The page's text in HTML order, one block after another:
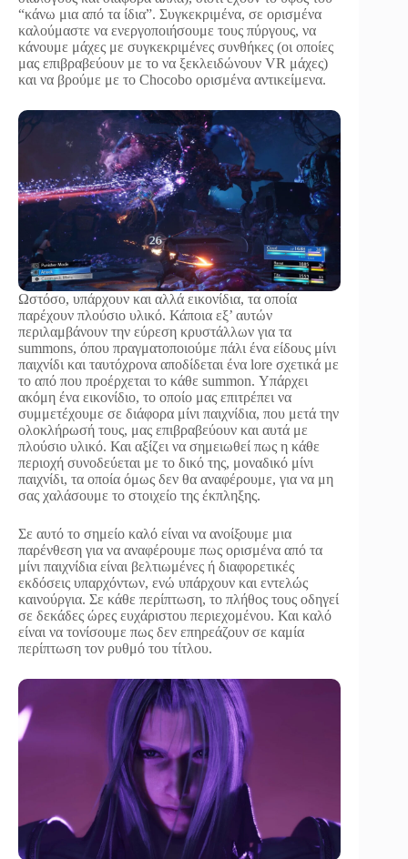
“κάνω μια από τα ίδια”. Συγκεκριμένα, σε ορισμένα
καλούμαστε να ενεργοποιήσουμε τους πύργους, να
κάνουμε μάχες με συγκεκριμένες συνθήκες (οι οποίες
μας επιβραβεύουν με το να ξεκλειδώνουν VR μάχες)
και να βρούμε με το Chocobo ορισμένα αντικείμενα.
Ωστόσο, υπάρχουν και αλλά εικονίδια, τα οποία
παρέχουν πλούσιο υλικό. Κάποια εξ’ αυτών
περιλαμβάνουν την εύρεση κρυστάλλων για τα
summons, όπου πραγματοποιούμε πάλι ένα είδους μίνι
παιχνίδι και ταυτόχρονα αποδίδεται ένα lore σχετικά με
το από που προέρχεται το κάθε summon. Υπάρχει
ακόμη ένα εικονίδιο, το οποίο μας επιτρέπει να
συμμετέχουμε σε διάφορα μίνι παιχνίδια, που μετά την
ολοκλήρωσή τους, μας επιβραβεύουν και αυτά με
πλούσιο υλικό. Και αξίζει να σημειωθεί πως η κάθε
περιοχή συνοδεύεται με το δικό της, μοναδικό μίνι
παιχνίδι, τα οποία όμως δεν θα αναφέρουμε, για να μη
σας χαλάσουμε το στοιχείο της έκπληξης.
Σε αυτό το σημείο καλό είναι να ανοίξουμε μια
παρένθεση για να αναφέρουμε πως ορισμένα από τα
μίνι παιχνίδια είναι βελτιωμένες ή διαφορετικές
εκδόσεις υπαρχόντων, ενώ υπάρχουν και εντελώς
καινούργια. Σε κάθε περίπτωση, το πλήθος τους οδηγεί
σε δεκάδες ώρες ευχάριστου περιεχομένου. Και καλό
είναι να τονίσουμε πως δεν επηρεάζουν σε καμία
περίπτωση τον ρυθμό του τίτλου.